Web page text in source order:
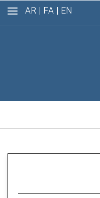
EN |
FA |
AR